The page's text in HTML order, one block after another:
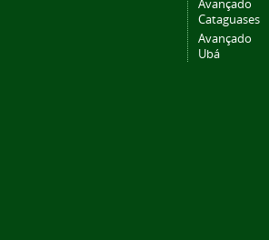
Avançado
Cataguases
Avançado
Ubá